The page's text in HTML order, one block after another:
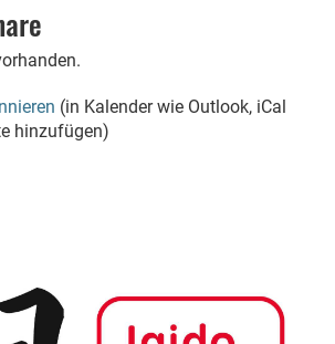
(in Kalender wie Outlook, iCal
hinzufügen)